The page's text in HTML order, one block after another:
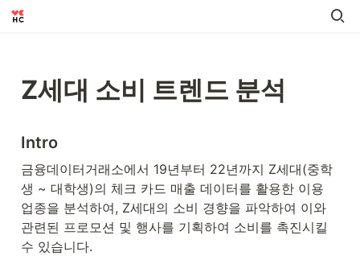
Z세대 소비 트렌드 분석
Intro
금융데이터거래소에서 19년부터 22년까지 Z세대(중학
생 ~ 대학생)의 체크 카드 매출 데이터를 활용한 이용
업종을 분석하여, Z세대의 소비 경향을 파악하여 이와
관련된 프로모션 및 행사를 기획하여 소비를 촉진시킬
수 있습니다.